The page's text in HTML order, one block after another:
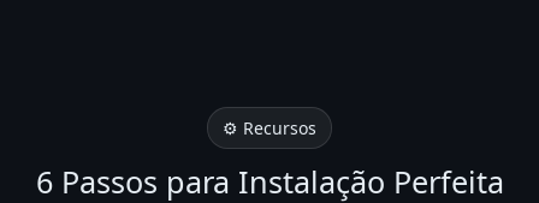
⚙️ Recursos
6 Passos para Instalação Perfeita